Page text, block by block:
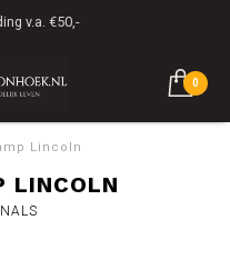
v.a. €50,-
0
Lincoln
LINCOLN